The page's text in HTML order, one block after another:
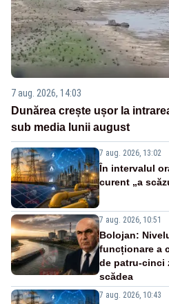
7 aug. 2026, 14:03
Dunărea crește ușor la
sub media lunii august
7 aug. 2026, 13:02
În intervalul
curent „a
7 aug. 2026, 10:51
Bolojan:
funcționare a
de patru-cinci
scădea
7 aug. 2026, 10:43